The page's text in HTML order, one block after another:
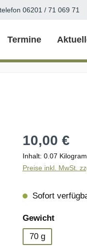
06201 / 71 069 71
Termine
Regulärer Preis:
10,00 €
Inhalt: 0.07
Preise inkl. MwSt.
Sofort
Gewicht
70 g